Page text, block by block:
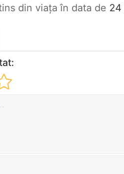
din viaţa în data de 24